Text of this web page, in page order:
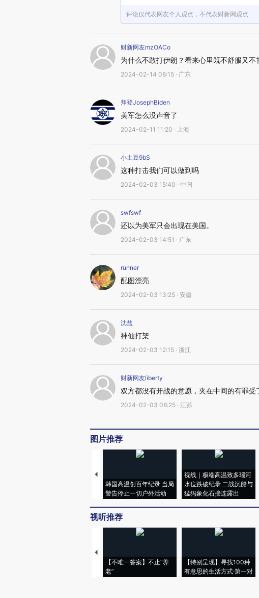
评论仅代表网友个人观点，不代表财新网观点
财新网友mzOACo
为什么不敢打伊朗？看来心里既不舒服又不
2024-02-14 08:15 · 广东
拜登JosephBiden
美军怎么没声音了
2024-02-11 11:20 · 上海
小土豆9bS
这种打击我们可以做到吗
2024-02-03 15:40 · 中国
swfswf
还以为美军只会出现在美国。
2024-02-03 14:51 · 广东
runner
配图漂亮
2024-02-03 13:25 · 安徽
沈盐
神仙打架
2024-02-03 12:15 · 浙江
财新网友liberty
双方都没有开战的意愿，夹在中间的有罪受
2024-02-03 08:25 · 江苏
图片推荐
韩国高温创百年纪录 当局
警告停止一切户外活动
视线｜极端高温致多瑙河
水位跌破纪录 二战沉船与
猛犸象化石接连露出
视听推荐
【不唯一答案】不止“养
老”
【特别呈现】寻找100种
有意思的生活方式·第一对